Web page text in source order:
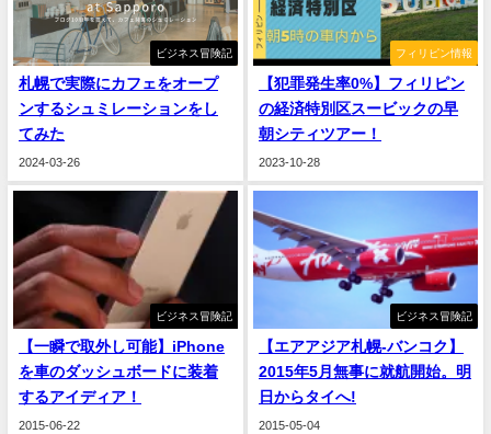
ビジネス冒険記
札幌で実際にカフェをオープ
ンするシュミレーションをし
てみた
2024-03-26
フィリピン情報
【犯罪発生率0%】フィリピン
の経済特別区スービックの早
朝シティツアー！
2023-10-28
ビジネス冒険記
【一瞬で取外し可能】iPhone
を車のダッシュボードに装着
するアイディア！
2015-06-22
ビジネス冒険記
【エアアジア札幌‐バンコク】
2015年5月無事に就航開始。明
日からタイへ!
2015-05-04